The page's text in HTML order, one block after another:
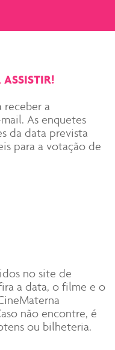
ASSISTIR!
receber a
As enquetes
da data prevista
para a votação de
no site de
a data, o filme e o
não encontre, é
ou bilheteria.